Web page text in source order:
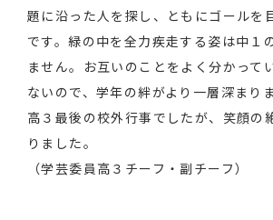
題に沿った人を探し、ともにゴールを
です。緑の中を全力疾走する姿は中１
ません。お互いのことをよく分かって
ないので、学年の絆がより一層深まり
高３最後の校外行事でしたが、笑顔の
りました。
（学芸委員高３チーフ・副チーフ）